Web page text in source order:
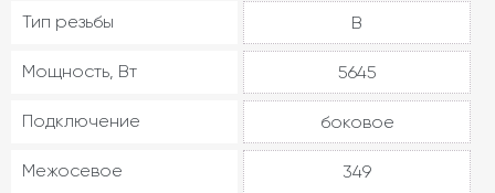
Тип резьбы В
Мощность, Вт 5645
Подключение боковое
Межосевое
349